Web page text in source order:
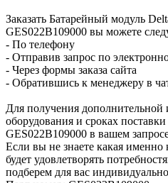
Заказать Батарейный модуль
GES022B109000 вы можете
- По телефону
- Отправив запрос по
- Через формы заказа сайта
- Обратившись к менеджеру в
Для получения
оборудования и сроках
GES022B109000 в вашем
Если вы не знаете какая
будет удовлетворять
подберем для вас